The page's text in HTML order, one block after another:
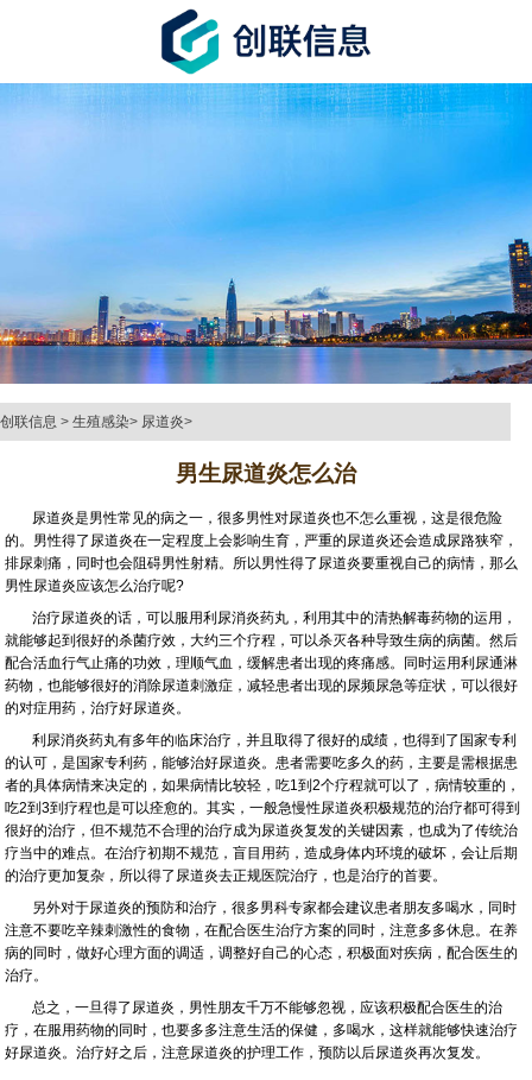
创联信息 > 生殖感染> 尿道炎>
男生尿道炎怎么治
尿道炎是男性常见的病之一，很多男性对尿道炎也不怎么重视，这是很危险
的。男性得了尿道炎在一定程度上会影响生育，严重的尿道炎还会造成尿路狭窄，
排尿刺痛，同时也会阻碍男性射精。所以男性得了尿道炎要重视自己的病情，那么
男性尿道炎应该怎么治疗呢?
治疗尿道炎的话，可以服用利尿消炎药丸，利用其中的清热解毒药物的运用，
就能够起到很好的杀菌疗效，大约三个疗程，可以杀灭各种导致生病的病菌。然后
配合活血行气止痛的功效，理顺气血，缓解患者出现的疼痛感。同时运用利尿通淋
药物，也能够很好的消除尿道刺激症，减轻患者出现的尿频尿急等症状，可以很好
的对症用药，治疗好尿道炎。
利尿消炎药丸有多年的临床治疗，并且取得了很好的成绩，也得到了国家专利
的认可，是国家专利药，能够治好尿道炎。患者需要吃多久的药，主要是需根据患
者的具体病情来决定的，如果病情比较轻，吃1到2个疗程就可以了，病情较重的，
吃2到3到疗程也是可以痊愈的。其实，一般急慢性尿道炎积极规范的治疗都可得到
很好的治疗，但不规范不合理的治疗成为尿道炎复发的关键因素，也成为了传统治
疗当中的难点。在治疗初期不规范，盲目用药，造成身体内环境的破坏，会让后期
的治疗更加复杂，所以得了尿道炎去正规医院治疗，也是治疗的首要。
另外对于尿道炎的预防和治疗，很多男科专家都会建议患者朋友多喝水，同时
注意不要吃辛辣刺激性的食物，在配合医生治疗方案的同时，注意多多休息。在养
病的同时，做好心理方面的调适，调整好自己的心态，积极面对疾病，配合医生的
治疗。
总之，一旦得了尿道炎，男性朋友千万不能够忽视，应该积极配合医生的治
疗，在服用药物的同时，也要多多注意生活的保健，多喝水，这样就能够快速治疗
好尿道炎。治疗好之后，注意尿道炎的护理工作，预防以后尿道炎再次复发。